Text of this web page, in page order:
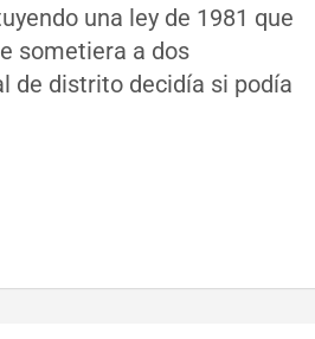
una ley de 1981 que
sometiera a dos
de distrito decidía si podía